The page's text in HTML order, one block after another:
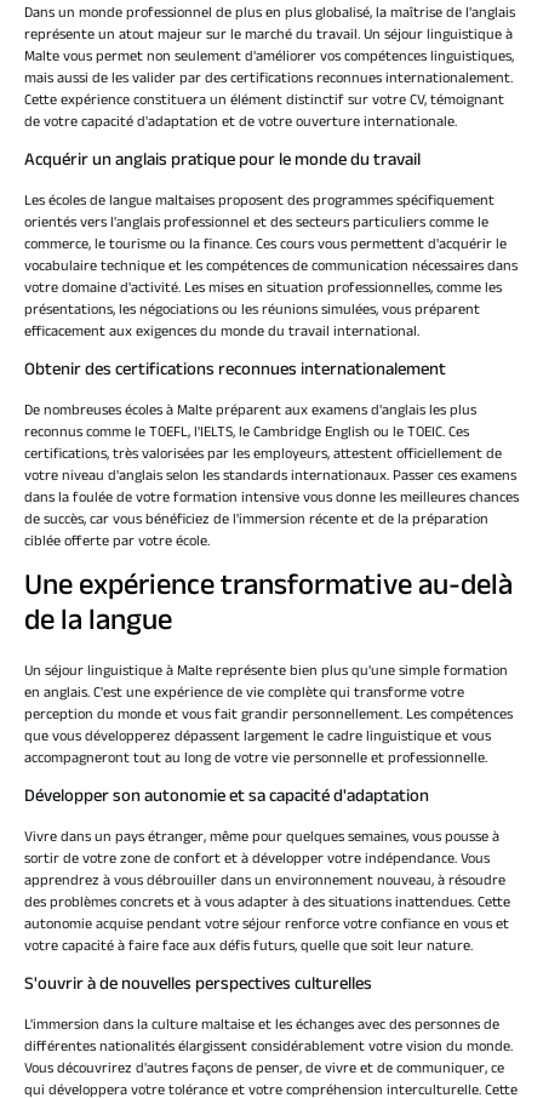
Dans un monde professionnel de plus en plus globalisé, la maîtrise de l'anglais
représente un atout majeur sur le marché du travail. Un séjour linguistique à
Malte vous permet non seulement d'améliorer vos compétences linguistiques,
mais aussi de les valider par des certifications reconnues internationalement.
Cette expérience constituera un élément distinctif sur votre CV, témoignant
de votre capacité d'adaptation et de votre ouverture internationale.
Acquérir un anglais pratique pour le monde du travail
Les écoles de langue maltaises proposent des programmes spécifiquement
orientés vers l'anglais professionnel et des secteurs particuliers comme le
commerce, le tourisme ou la finance. Ces cours vous permettent d'acquérir le
vocabulaire technique et les compétences de communication nécessaires dans
votre domaine d'activité. Les mises en situation professionnelles, comme les
présentations, les négociations ou les réunions simulées, vous préparent
efficacement aux exigences du monde du travail international.
Obtenir des certifications reconnues internationalement
De nombreuses écoles à Malte préparent aux examens d'anglais les plus
reconnus comme le TOEFL, l'IELTS, le Cambridge English ou le TOEIC. Ces
certifications, très valorisées par les employeurs, attestent officiellement de
votre niveau d'anglais selon les standards internationaux. Passer ces examens
dans la foulée de votre formation intensive vous donne les meilleures chances
de succès, car vous bénéficiez de l'immersion récente et de la préparation
ciblée offerte par votre école.
Une expérience transformative au-delà
de la langue
Un séjour linguistique à Malte représente bien plus qu'une simple formation
en anglais. C'est une expérience de vie complète qui transforme votre
perception du monde et vous fait grandir personnellement. Les compétences
que vous développerez dépassent largement le cadre linguistique et vous
accompagneront tout au long de votre vie personnelle et professionnelle.
Développer son autonomie et sa capacité d'adaptation
Vivre dans un pays étranger, même pour quelques semaines, vous pousse à
sortir de votre zone de confort et à développer votre indépendance. Vous
apprendrez à vous débrouiller dans un environnement nouveau, à résoudre
des problèmes concrets et à vous adapter à des situations inattendues. Cette
autonomie acquise pendant votre séjour renforce votre confiance en vous et
votre capacité à faire face aux défis futurs, quelle que soit leur nature.
S'ouvrir à de nouvelles perspectives culturelles
L'immersion dans la culture maltaise et les échanges avec des personnes de
différentes nationalités élargissent considérablement votre vision du monde.
Vous découvrirez d'autres façons de penser, de vivre et de communiquer, ce
qui développera votre tolérance et votre compréhension interculturelle. Cette